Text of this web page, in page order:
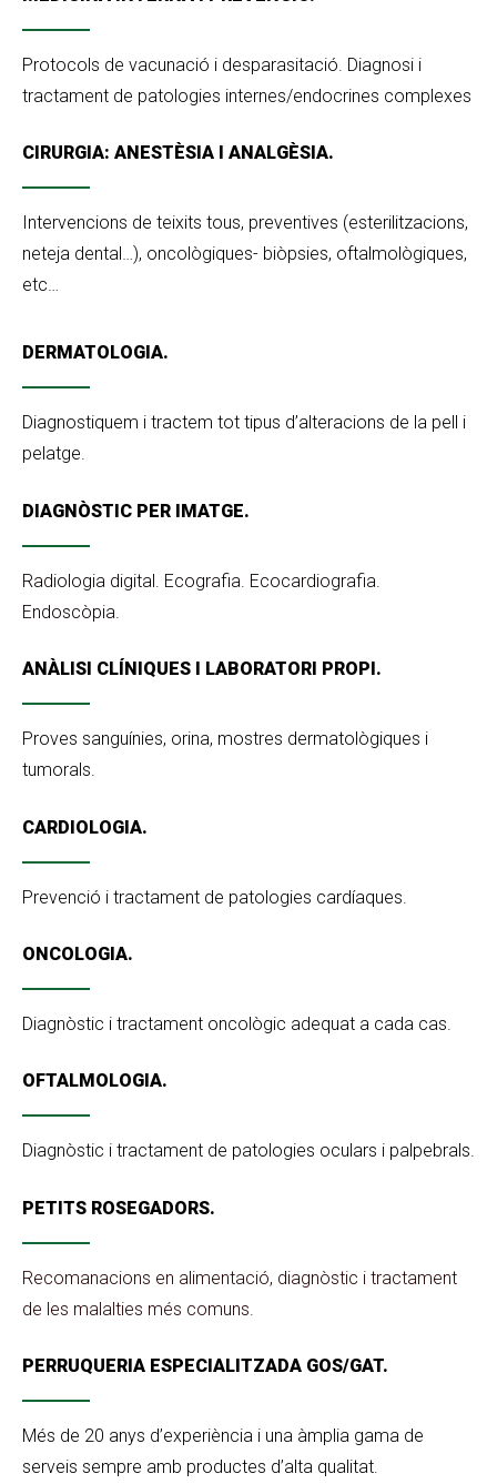
Protocols de vacunació i desparasitació. Diagnosi i
tractament de patologies internes/endocrines complexes
CIRURGIA: ANESTÈSIA I ANALGÈSIA.
Intervencions de teixits tous, preventives (esterilitzacions,
neteja dental…), oncològiques- biòpsies, oftalmològiques,
etc…
DERMATOLOGIA.
Diagnostiquem i tractem tot tipus d’alteracions de la pell i
pelatge.
DIAGNÒSTIC PER IMATGE.
Radiologia digital. Ecografia. Ecocardiografia.
Endoscòpia.
ANÀLISI CLÍNIQUES I LABORATORI PROPI.
Proves sanguínies, orina, mostres dermatològiques i
tumorals.
CARDIOLOGIA.
Prevenció i tractament de patologies cardíaques.
ONCOLOGIA.
Diagnòstic i tractament oncològic adequat a cada cas.
OFTALMOLOGIA.
Diagnòstic i tractament de patologies oculars i palpebrals.
PETITS ROSEGADORS.
Recomanacions en alimentació, diagnòstic i tractament
de les malalties més comuns.
PERRUQUERIA ESPECIALITZADA GOS/GAT.
Més de 20 anys d’experiència i una àmplia gama de
serveis sempre amb productes d’alta qualitat.